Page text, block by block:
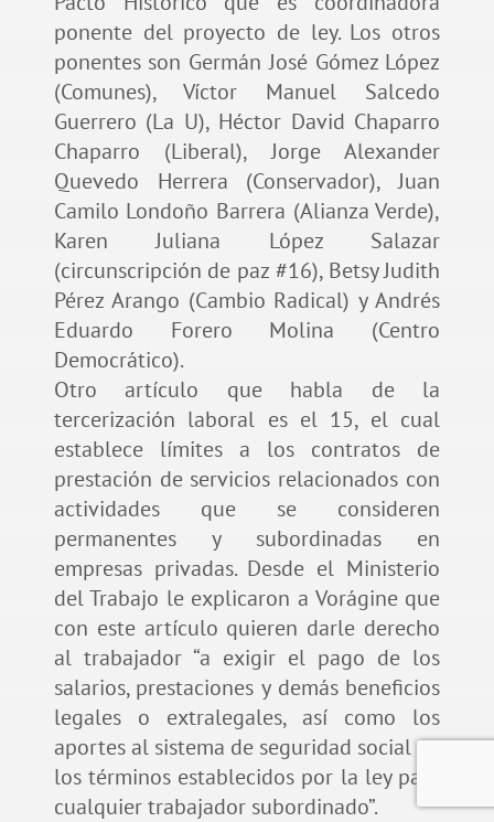
ponente del proyecto de ley. Los otros
ponentes son Germán José Gómez López
(Comunes), Víctor Manuel Salcedo
Guerrero (La U), Héctor David Chaparro
Chaparro (Liberal), Jorge Alexander
Quevedo Herrera (Conservador), Juan
Camilo Londoño Barrera (Alianza Verde),
Karen Juliana López Salazar
(circunscripción de paz #16), Betsy Judith
Pérez Arango (Cambio Radical) y Andrés
Eduardo Forero Molina (Centro
Democrático).
Otro artículo que habla de la
tercerización laboral es el 15, el cual
establece límites a los contratos de
prestación de servicios relacionados con
actividades que se consideren
permanentes y subordinadas en
empresas privadas. Desde el Ministerio
del Trabajo le explicaron a Vorágine que
con este artículo quieren darle derecho
al trabajador “a exigir el pago de los
salarios, prestaciones y demás beneficios
legales o extralegales, así como los
aportes al sistema de seguridad social en
los términos establecidos por la ley para
cualquier trabajador subordinado”.